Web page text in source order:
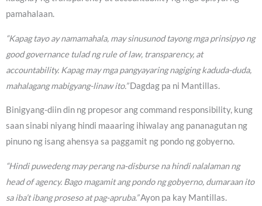
pamahalaan.
“Kapag tayo ay namamahala, may sinusunod tayong mga prinsipyo ng
good governance tulad ng rule of law, transparency, at
accountability. Kapag may mga pangyayaring nagiging kaduda-duda,
mahalagang mabigyang-linaw ito.”Dagdag pa ni Mantillas.
Binigyang-diin din ng propesor ang command responsibility, kung
saan sinabi niyang hindi maaaring ihiwalay ang pananagutan ng
pinuno ng isang ahensya sa paggamit ng pondo ng gobyerno.
“Hindi puwedeng may perang na-disburse na hindi nalalaman ng
head of agency. Bago magamit ang pondo ng gobyerno, dumaraan ito
sa iba’t ibang proseso at pag-apruba.”Ayon pa kay Mantillas.